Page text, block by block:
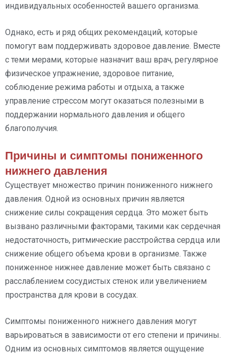
индивидуальных особенностей вашего организма.
Однако, есть и ряд общих рекомендаций, которые
помогут вам поддерживать здоровое давление. Вместе
с теми мерами, которые назначит ваш врач, регулярное
физическое упражнение, здоровое питание,
соблюдение режима работы и отдыха, а также
управление стрессом могут оказаться полезными в
поддержании нормального давления и общего
благополучия.
Причины и симптомы пониженного
нижнего давления
Существует множество причин пониженного нижнего
давления. Одной из основных причин является
снижение силы сокращения сердца. Это может быть
вызвано различными факторами, такими как сердечная
недостаточность, ритмические расстройства сердца или
снижение общего объема крови в организме. Также
пониженное нижнее давление может быть связано с
расслаблением сосудистых стенок или увеличением
пространства для крови в сосудах.
Симптомы пониженного нижнего давления могут
варьироваться в зависимости от его степени и причины.
Одним из основных симптомов является ощущение